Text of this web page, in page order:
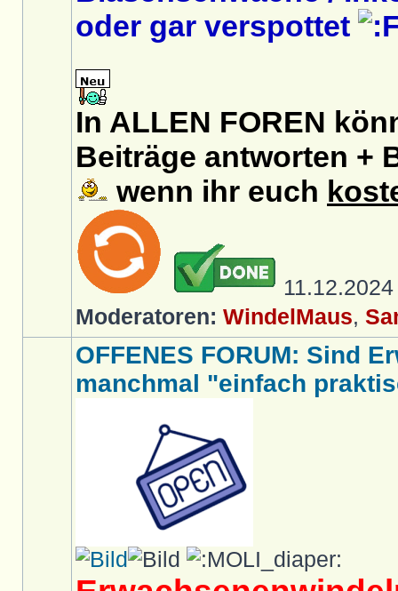
oder gar verspottet
In ALLEN FOREN
Beiträge antworten +
wenn ihr euch
Moderatoren: WindelMaus,
OFFENES FORUM: Sind
manchmal "einfach